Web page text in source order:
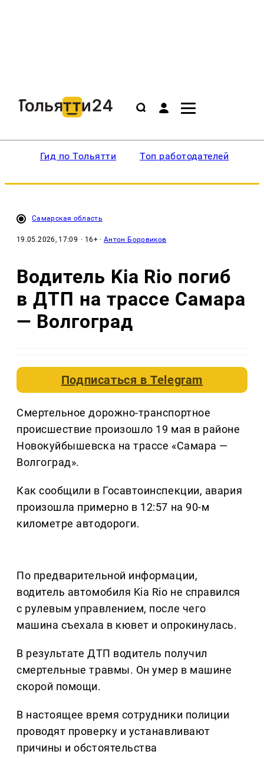
Гид по Тольятти Топ работодателей
Самарская область
19.05.2026, 17:09 · 16+ ·Антон Боровиков
Водитель Kia Rio погиб
в ДТП на трассе Самара
— Волгоград
Подписаться вTelegram
Смертельное дорожно-транспортное
происшествие произошло 19 мая в районе
Новокуйбышевска на трассе «Самара —
Волгоград».
Как сообщили в Госавтоинспекции, авария
произошла примерно в 12:57 на 90-м
километре автодороги.
По предварительной информации,
водитель автомобиля Kia Rio не справился
с рулевым управлением, после чего
машина съехала в кювет и опрокинулась.
В результате ДТП водитель получил
смертельные травмы. Он умер в машине
скорой помощи.
В настоящее время сотрудники полиции
проводят проверку и устанавливают
причины и обстоятельства